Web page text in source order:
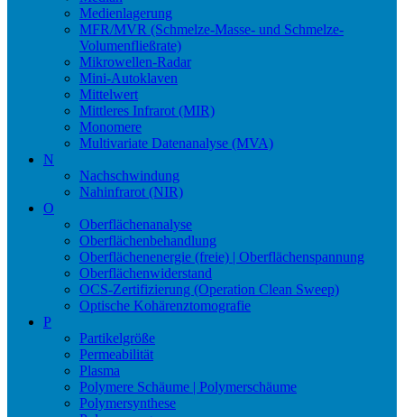
Medienlagerung
MFR/MVR (Schmelze-Masse- und Schmelze-
Volumenfließrate)
Mikrowellen-Radar
Mini-Autoklaven
Mittelwert
Mittleres Infrarot (MIR)
Monomere
Multivariate Datenanalyse (MVA)
N
Nachschwindung
Nahinfrarot (NIR)
O
Oberflächenanalyse
Oberflächenbehandlung
Oberflächenenergie (freie) | Oberflächenspannung
Oberflächenwiderstand
OCS-Zertifizierung (Operation Clean Sweep)
Optische Kohärenztomografie
P
Partikelgröße
Permeabilität
Plasma
Polymere Schäume | Polymerschäume
Polymersynthese